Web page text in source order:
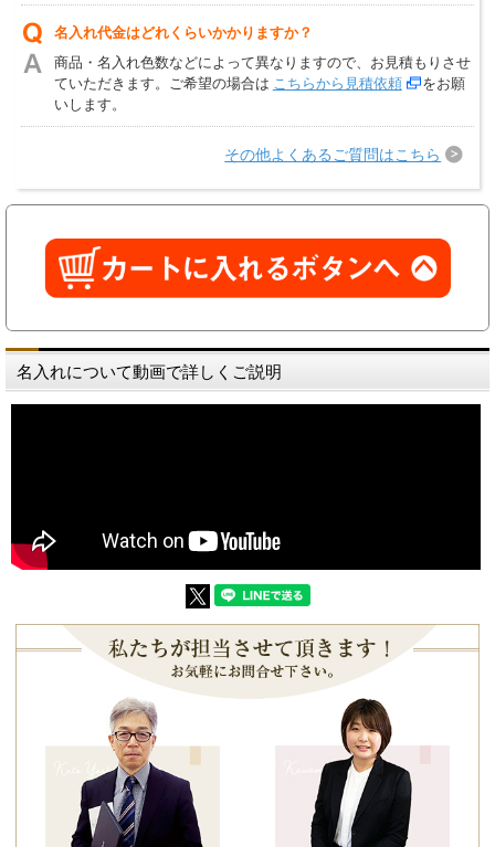
名入れ代金はどれくらいかかりますか？
商品・名入れ色数などによって異なりますので、お見積もりさせ
ていただきます。ご希望の場合は こちらから見積依頼
をお願
いします。
その他よくあるご質問はこちら
名入れについて動画で詳しくご説明